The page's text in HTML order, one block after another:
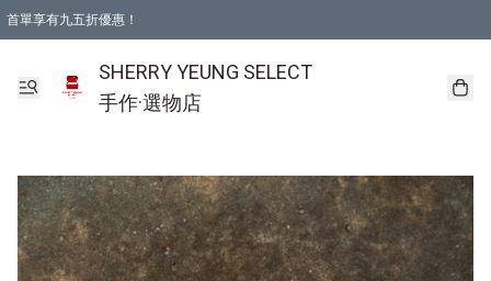
首單享有九五折優惠！
SHERRY YEUNG SELECT
手作·選物店